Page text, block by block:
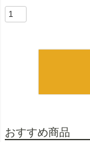
おすすめ商品